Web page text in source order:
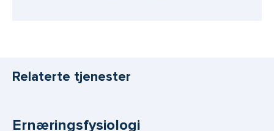
Relaterte tjenester
Ernæringsfysiologi